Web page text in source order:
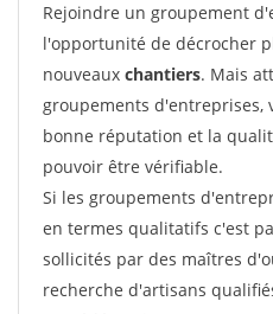
Rejoindre un groupement
l'opportunité de décrocher
nouveaux chantiers. Mais
groupements d'entreprises,
bonne réputation et la
pouvoir être vérifiable.
Si les groupements
en termes qualitatifs c'est
sollicités par des maîtres
recherche d'artisans